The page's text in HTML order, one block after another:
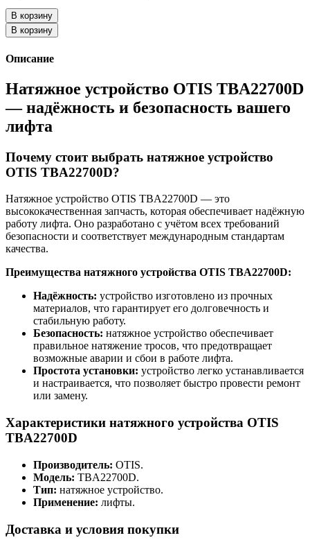
В корзину
В корзину
Описание
Натяжное устройство OTIS TBA22700D
— надёжность и безопасность вашего
лифта
Почему стоит выбрать натяжное устройство
OTIS TBA22700D?
Натяжное устройство OTIS TBA22700D — это
высококачественная запчасть, которая обеспечивает надёжную
работу лифта. Оно разработано с учётом всех требований
безопасности и соответствует международным стандартам
качества.
Преимущества натяжного устройства OTIS TBA22700D:
Надёжность: устройство изготовлено из прочных
материалов, что гарантирует его долговечность и
стабильную работу.
Безопасность: натяжное устройство обеспечивает
правильное натяжение тросов, что предотвращает
возможные аварии и сбои в работе лифта.
Простота установки: устройство легко устанавливается
и настраивается, что позволяет быстро провести ремонт
или замену.
Характеристики натяжного устройства OTIS
TBA22700D
Производитель: OTIS.
Модель: TBA22700D.
Тип: натяжное устройство.
Применение: лифты.
Доставка и условия покупки